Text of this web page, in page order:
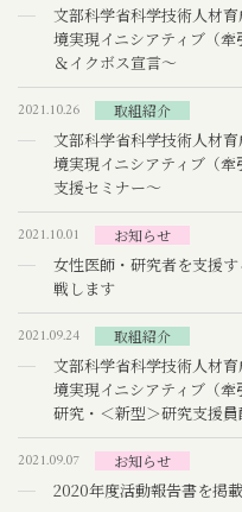
文部科学省科学技術人材
境実現イニシアティブ（
＆イクボス宣言～
2021.10.26 取組紹介
文部科学省科学技術人材
境実現イニシアティブ（
支援セミナー～
2021.10.01 お知らせ
女性医師・研究者を支援
戦します
2021.09.24 取組紹介
文部科学省科学技術人材
境実現イニシアティブ（
研究・＜新型＞研究支援員
2021.09.07 お知らせ
2020年度活動報告書を掲